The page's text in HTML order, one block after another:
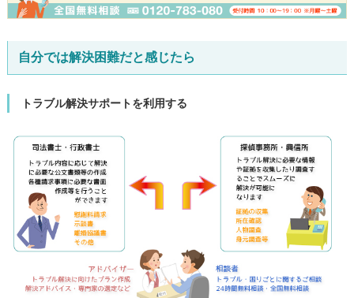
自分では解決困難だと感じたら
トラブル解決サポートを利用する